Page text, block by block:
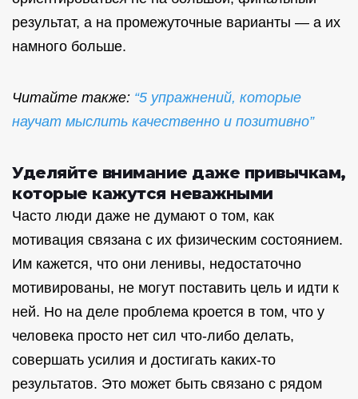
результат, а на промежуточные варианты — а их
намного больше.
Читайте также: “5 упражнений, которые
научат мыслить качественно и позитивно”
Уделяйте внимание даже привычкам,
которые кажутся неважными
Часто люди даже не думают о том, как
мотивация связана с их физическим состоянием.
Им кажется, что они ленивы, недостаточно
мотивированы, не могут поставить цель и идти к
ней. Но на деле проблема кроется в том, что у
человека просто нет сил что-либо делать,
совершать усилия и достигать каких-то
результатов. Это может быть связано с рядом